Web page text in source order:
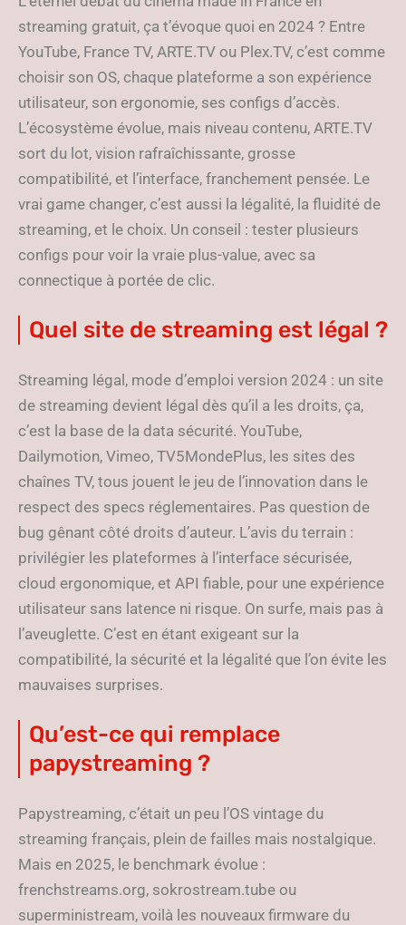
streaming gratuit, ça t’évoque quoi en 2024 ? Entre
YouTube, France TV, ARTE.TV ou Plex.TV, c’est comme
choisir son OS, chaque plateforme a son expérience
utilisateur, son ergonomie, ses configs d’accès.
L’écosystème évolue, mais niveau contenu, ARTE.TV
sort du lot, vision rafraîchissante, grosse
compatibilité, et l’interface, franchement pensée. Le
vrai game changer, c’est aussi la légalité, la fluidité de
streaming, et le choix. Un conseil : tester plusieurs
configs pour voir la vraie plus-value, avec sa
connectique à portée de clic.
Quel site de streaming est légal ?
Streaming légal, mode d’emploi version 2024 : un site
de streaming devient légal dès qu’il a les droits, ça,
c’est la base de la data sécurité. YouTube,
Dailymotion, Vimeo, TV5MondePlus, les sites des
chaînes TV, tous jouent le jeu de l’innovation dans le
respect des specs réglementaires. Pas question de
bug gênant côté droits d’auteur. L’avis du terrain :
privilégier les plateformes à l’interface sécurisée,
cloud ergonomique, et API fiable, pour une expérience
utilisateur sans latence ni risque. On surfe, mais pas à
l’aveuglette. C’est en étant exigeant sur la
compatibilité, la sécurité et la légalité que l’on évite les
mauvaises surprises.
Qu’est-ce qui remplace
papystreaming ?
Papystreaming, c’était un peu l’OS vintage du
streaming français, plein de failles mais nostalgique.
Mais en 2025, le benchmark évolue :
frenchstreams.org, sokrostream.tube ou
superministream, voilà les nouveaux firmware du